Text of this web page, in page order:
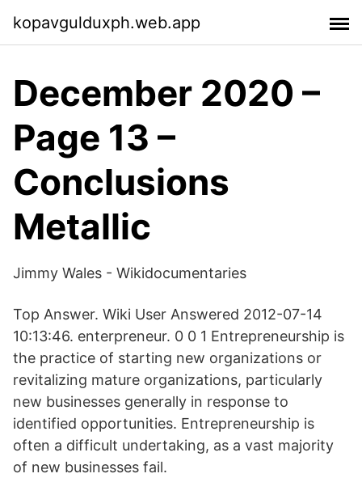
kopavgulduxph.web.app
December 2020 –
Page 13 –
Conclusions
Metallic
Jimmy Wales - Wikidocumentaries
Top Answer. Wiki User Answered 2012-07-14
10:13:46. enterpreneur. 0 0 1 Entrepreneurship is
the practice of starting new organizations or
revitalizing mature organizations, particularly
new businesses generally in response to
identified opportunities. Entrepreneurship is
often a difficult undertaking, as a vast majority
of new businesses fail.